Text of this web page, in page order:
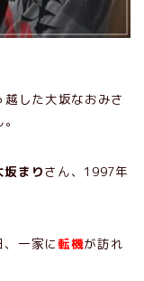
越した大坂なおみさ
坂まりさん、1997年
一家に転機が訪れ